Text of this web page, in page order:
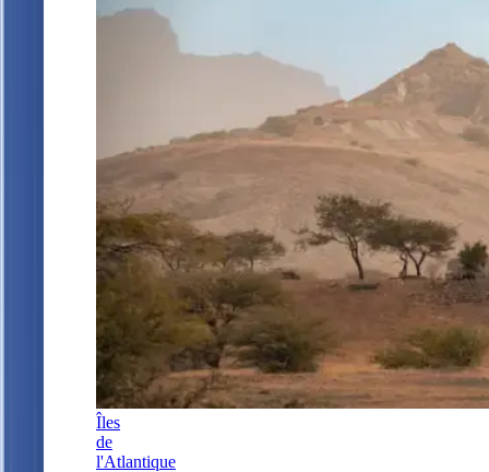
Îles
de
l'Atlantique